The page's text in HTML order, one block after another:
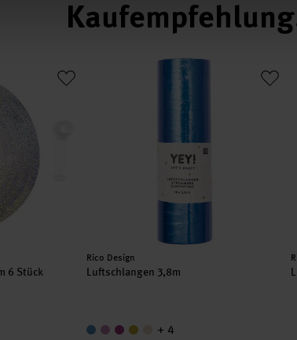
Kaufempfehlung
6 Stück
Luftschlangen 3,8m
Hersteller:
Rico Design
Luftschlangen 3,8m
+ 4